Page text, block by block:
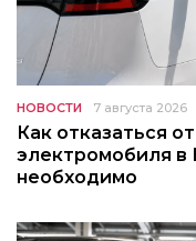
НОВОСТИ 7 августа 2026
Как отказаться
электромобиля в
необходимо